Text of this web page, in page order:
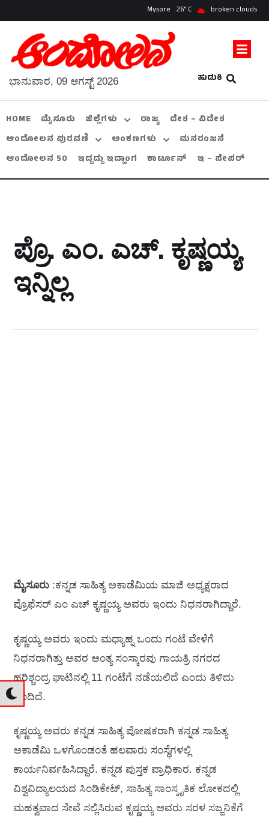
Mysore 26 broken clouds
ಹುಡುಕಿ
ಭಾನುವಾರ, 09 ಆಗಸ್ಟ್ 2026
HOME ಮೈಸೂರು ಜಿಲ್ಲೆಗಳು ರಾಜ್ಯ
ದೇಶ – ವಿದೇಶ
ಆಂದೋಲನ ಪುರವಣಿ
ಅಂಕಣಗಳು
ಮನರಂಜನೆ
ಆಂದೋಲನ 50
ಇದ್ದದ್ದು ಇದ್ಹಾಂಗ ಕಾರ್ಟೂನ್ ಇ – ಪೇಪರ್
ಪ್ರೊ. ಎಂ. ಎಚ್. ಕೃಷ್ಣಯ್ಯ
ಇನ್ನಿಲ್ಲ
ಮೈಸೂರು :ಕನ್ನಡ ಸಾಹಿತ್ಯ ಅಕಾಡೆಮಿಯ ಮಾಜಿ ಅಧ್ಯಕ್ಷರಾದ
ಪ್ರೊಫೆಸರ್ ಎಂ ಎಚ್ ಕೃಷ್ಣಯ್ಯ ಅವರು ಇಂದು ನಿಧನರಾಗಿದ್ದಾರೆ.
ಕೃಷ್ಣಯ್ಯ ಅವರು ಇಂದು ಮಧ್ಯಾಹ್ನ ಒಂದು ಗಂಟೆ ವೇಳೆಗೆ
ನಿಧನರಾಗಿತ್ತು ಅವರ ಅಂತ್ಯ ಸಂಸ್ಕಾರವು ಗಾಯತ್ರಿ ನಗರದ
ಹರಿಶ್ಚಂದ್ರ ಘಾಟಿನಲ್ಲಿ 11 ಗಂಟೆಗೆ ನಡೆಯಲಿದೆ ಎಂದು ತಿಳಿದು
ಬಂದಿದೆ.
ಕೃಷ್ಣಯ್ಯ ಅವರು ಕನ್ನಡ ಸಾಹಿತ್ಯ ಪೋಷಕರಾಗಿ ಕನ್ನಡ ಸಾಹಿತ್ಯ
ಅಕಾಡೆಮಿ ಒಳಗೊಂಡಂತೆ ಹಲವಾರು ಸಂಸ್ಥೆಗಳಲ್ಲಿ
ಕಾರ್ಯನಿರ್ವಹಿಸಿದ್ದಾರೆ. ಕನ್ನಡ ಪುಸ್ತಕ ಪ್ರಾಧಿಕಾರ. ಕನ್ನಡ
ವಿಶ್ವವಿದ್ಯಾಲಯದ ಸಿಂಡಿಕೇಟ್, ಸಾಹಿತ್ಯ ಸಾಂಸ್ಕೃತಿಕ ಲೋಕದಲ್ಲಿ
ಮಹತ್ವವಾದ ಸೇವೆ ಸಲ್ಲಿಸಿರುವ ಕೃಷ್ಣಯ್ಯ ಅವರು ಸರಳ ಸಜ್ಜನಿಕೆಗೆ